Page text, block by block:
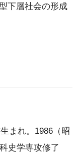
下層社会の形成
まれ。1986（昭
史学専攻修了